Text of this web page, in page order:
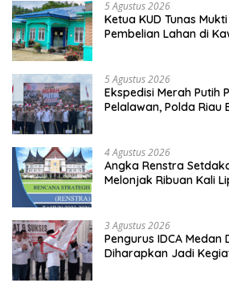
5 Agustus 2026
Ketua KUD Tunas
Pembelian Lahan di
5 Agustus 2026
Ekspedisi Merah Putih
Pelalawan, Polda Riau
4 Agustus 2026
Angka Renstra
Melonjak Ribuan Kali
3 Agustus 2026
Pengurus IDCA Medan
Diharapkan Jadi